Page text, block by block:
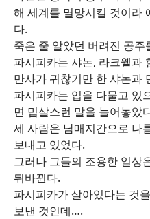
해 세계를 멸망시킬 것이라
다.
죽은 줄 알았던 버려진 공
파시피카는 샤논, 라크웰과
만사가 귀찮기만 한 샤논과
파시피카는 입을 다물고 있
면 밉살스런 말을 늘어놓았
세 사람은 남매지간으로 나
보내고 있었다.
그러나 그들의 조용한 일상
뒤바뀐다.
파시피카가 살아있다는 것
보낸 것인데….